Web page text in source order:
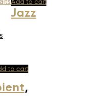
Add to cart
Jazz
to cart
,